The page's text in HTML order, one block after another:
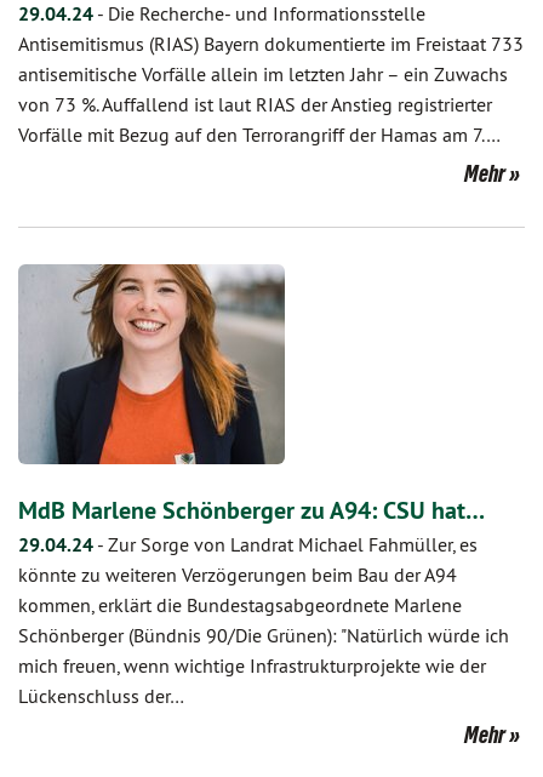
29.04.24 - Die Recherche- und Informationsstelle
Antisemitismus (RIAS) Bayern dokumentierte im Freistaat 733
antisemitische Vorfälle allein im letzten Jahr – ein Zuwachs
von 73 %. Auffallend ist laut RIAS der Anstieg registrierter
Vorfälle mit Bezug auf den Terrorangriff der Hamas am 7.…
Mehr
MdB Marlene Schönberger zu A94: CSU hat…
29.04.24 - Zur Sorge von Landrat Michael Fahmüller, es
könnte zu weiteren Verzögerungen beim Bau der A94
kommen, erklärt die Bundestagsabgeordnete Marlene
Schönberger (Bündnis 90/Die Grünen): "Natürlich würde ich
mich freuen, wenn wichtige Infrastrukturprojekte wie der
Lückenschluss der…
Mehr